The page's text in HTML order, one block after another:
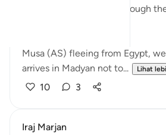
through a sermon, but through
Musa (AS) fleeing from Egypt,
arrives in Madyan not to...
Lihat
10 3
Iraj Marjan